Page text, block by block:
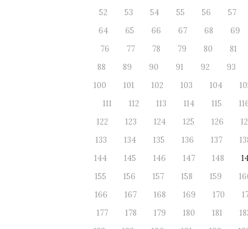
52
53 54 55 56 57
64
65 66 67 68 69
76
77 78 79 80 81
88
89 90 91 92 93
100
101 102 103 104
111
112 113 114 115
122
123 124 125 126
133
134 135 136 137
144
145 146 147 148
155
156 157 158 159
166
167 168 169 170
177
178 179 180 181